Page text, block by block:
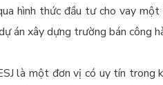
hình thức đầu tư cho vay
án xây dựng trường bán công
là một đơn vị có uy tín trong